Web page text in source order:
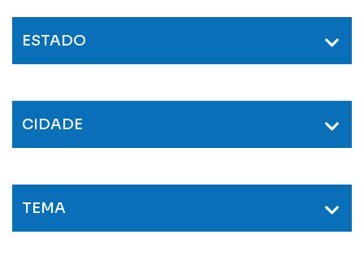
ESTADO
CIDADE
TEMA